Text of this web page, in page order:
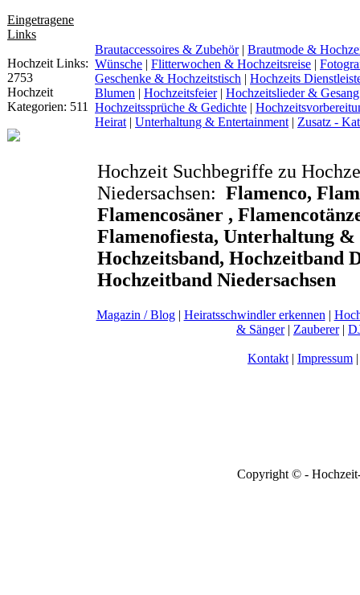
Eingetragene
Links
Hochzeit Links:
2753
Hochzeit
Kategorien: 511
Brautaccessoires & Zubehör| Brautmode &
Wünsche | Flitterwochen & Hochzeitsreise |
Geschenke & Hochzeitstisch | Hochzeits
Blumen | Hochzeitsfeier| Hochzeitslieder & Gesang
Hochzeitssprüche & Gedichte |
Heirat| Unterhaltung & Entertainment| Zusatz -
Hochzeit Suchbegriffe zu
Niedersachsen: Flamenco,
Flamencosäner ,
Flamenofiesta, Unterhaltung
Hochzeitsband, Hochzeitband
Hochzeitband Niedersachsen
Magazin / Blog| Heiratsschwindler erkennen|
& Sänger| Zauberer|
Kontakt| Impressum
Copyright © -